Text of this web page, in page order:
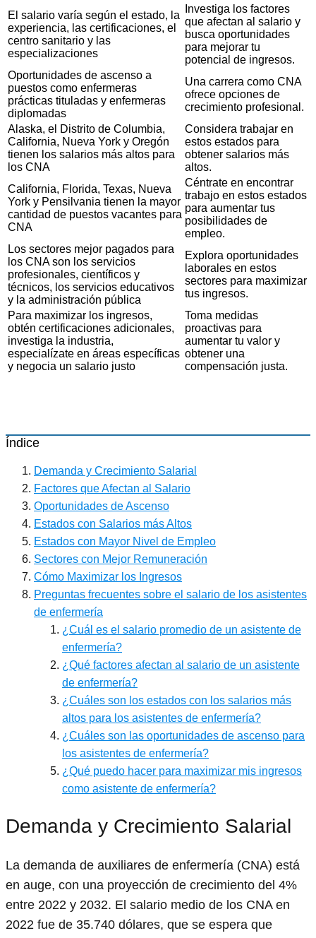
Índice
Demanda y Crecimiento Salarial
Factores que Afectan al Salario
Oportunidades de Ascenso
Estados con Salarios más Altos
Estados con Mayor Nivel de Empleo
Sectores con Mejor Remuneración
Cómo Maximizar los Ingresos
Preguntas frecuentes sobre el salario de los asistentes
de enfermería
¿Cuál es el salario promedio de un asistente de
enfermería?
¿Qué factores afectan al salario de un asistente
de enfermería?
¿Cuáles son los estados con los salarios más
altos para los asistentes de enfermería?
¿Cuáles son las oportunidades de ascenso para
los asistentes de enfermería?
¿Qué puedo hacer para maximizar mis ingresos
como asistente de enfermería?
Demanda y Crecimiento Salarial
La demanda de auxiliares de enfermería (CNA) está
en auge, con una proyección de crecimiento del 4%
entre 2022 y 2032. El salario medio de los CNA en
2022 fue de 35.740 dólares, que se espera que
El salario varía según el estado, la
experiencia, las certificaciones, el
centro sanitario y las
especializaciones
Investiga los factores
que afectan al salario y
busca oportunidades
para mejorar tu
potencial de ingresos.
Oportunidades de ascenso a
puestos como enfermeras
prácticas tituladas y enfermeras
diplomadas
Una carrera como CNA
ofrece opciones de
crecimiento profesional.
Alaska, el Distrito de Columbia,
California, Nueva York y Oregón
tienen los salarios más altos para
los CNA
Considera trabajar en
estos estados para
obtener salarios más
altos.
California, Florida, Texas, Nueva
York y Pensilvania tienen la mayor
cantidad de puestos vacantes para
CNA
Céntrate en encontrar
trabajo en estos estados
para aumentar tus
posibilidades de
empleo.
Los sectores mejor pagados para
los CNA son los servicios
profesionales, científicos y
técnicos, los servicios educativos
y la administración pública
Explora oportunidades
laborales en estos
sectores para maximizar
tus ingresos.
Para maximizar los ingresos,
obtén certificaciones adicionales,
investiga la industria,
especialízate en áreas específicas
y negocia un salario justo
Toma medidas
proactivas para
aumentar tu valor y
obtener una
compensación justa.